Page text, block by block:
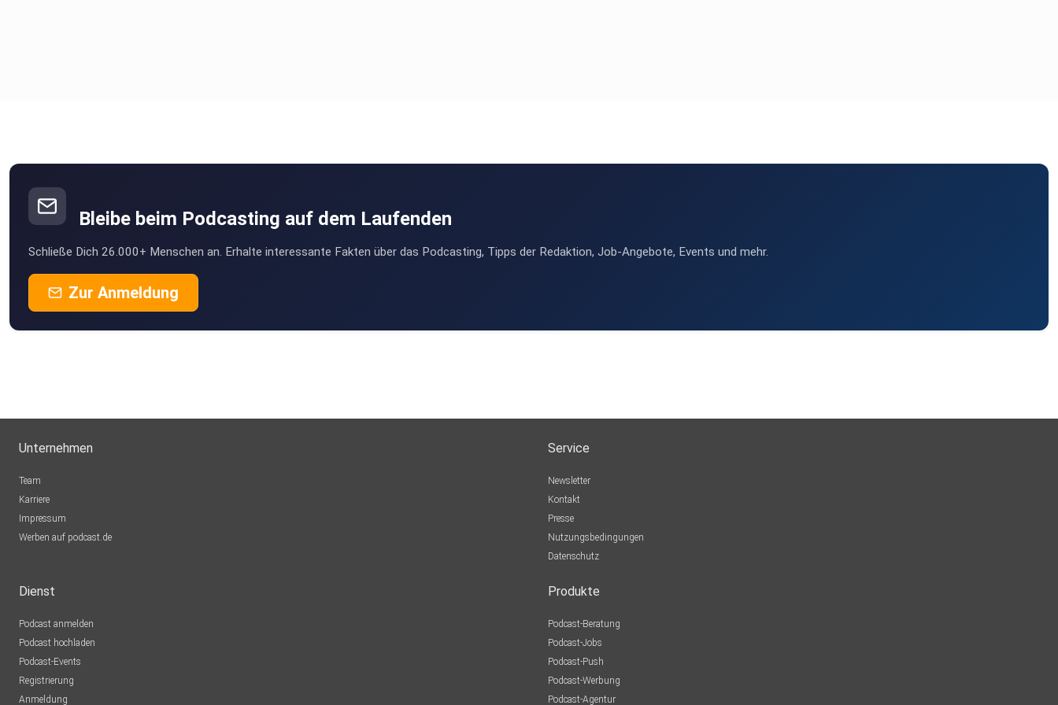
Bleibe beim Podcasting auf dem Laufenden
Schließe Dich 26.000+ Menschen an. Erhalte interessante Fakten über das Podcasting, Tipps der Redaktion, Job-Angebote, Events und mehr.
Zur Anmeldung
Unternehmen
Team
Karriere
Impressum
Werben auf podcast.de
Service
Newsletter
Kontakt
Presse
Nutzungsbedingungen
Datenschutz
Dienst
Podcast anmelden
Podcast hochladen
Podcast-Events
Registrierung
Anmeldung
Produkte
Podcast-Beratung
Podcast-Jobs
Podcast-Push
Podcast-Werbung
Podcast-Agentur